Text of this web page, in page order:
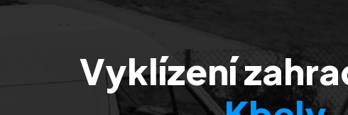
Malování kanceláří
Malování komerčních prostor
Dezinsekce
Vyklízení